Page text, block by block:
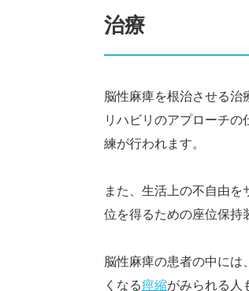
治療
脳性麻痺を根治させる
リハビリのアプローチ
練が行われます。
また、生活上の不自由
位を得るための座位保持
脳性麻痺の患者の中に
くなる痙縮がみられる人